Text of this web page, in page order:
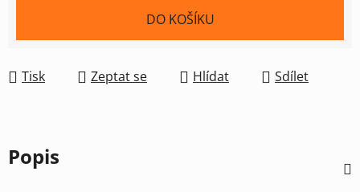
DO KOŠÍKU
Tisk Zeptat se Hlídat Sdílet
Popis